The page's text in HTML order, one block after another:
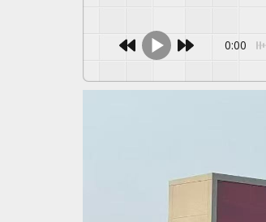
0:00